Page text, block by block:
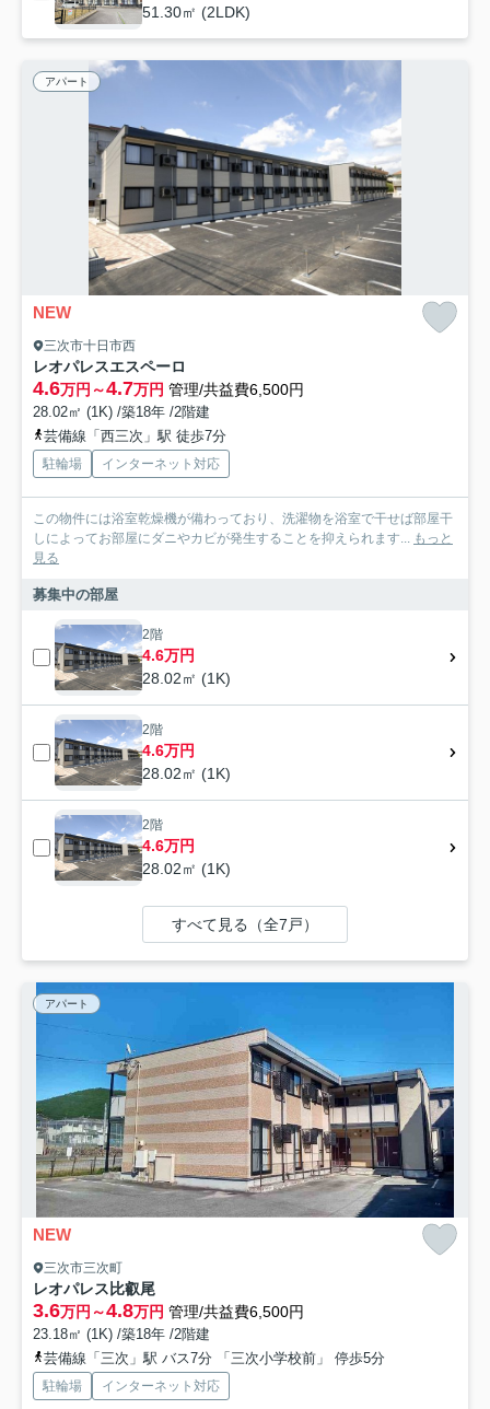
51.30㎡ (2LDK)
アパート
NEW
三次市十日市西
レオパレスエスペーロ
4.6万円～4.7万円 管理/共益費6,500円
28.02㎡ (1K) /築18年 /2階建
芸備線「西三次」駅 徒歩7分
駐輪場 インターネット対応
この物件には浴室乾燥機が備わっており、洗濯物を浴室で干せば部屋干
しによってお部屋にダニやカビが発生することを抑えられます... もっと
見る
募集中の部屋
2階
4.6万円
28.02㎡ (1K)
2階
4.6万円
28.02㎡ (1K)
2階
4.6万円
28.02㎡ (1K)
すべて見る（全7戸）
アパート
NEW
三次市三次町
レオパレス比叡尾
3.6万円～4.8万円 管理/共益費6,500円
23.18㎡ (1K) /築18年 /2階建
芸備線「三次」駅 バス7分 「三次小学校前」 停歩5分
駐輪場 インターネット対応